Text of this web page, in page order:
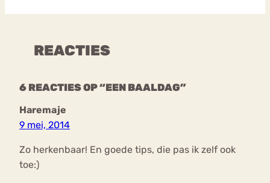
REACTIES
6 REACTIES OP “EEN BAALDAG”
Haremaje
9 mei, 2014
Zo herkenbaar! En goede tips, die pas ik zelf ook
toe:)